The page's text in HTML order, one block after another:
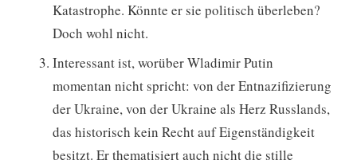
Katastrophe. Könnte er sie politisch überleben?
Doch wohl nicht.
Interessant ist, worüber Wladimir Putin
momentan nicht spricht: von der Entnazifizierung
der Ukraine, von der Ukraine als Herz Russlands,
das historisch kein Recht auf Eigenständigkeit
besitzt. Er thematisiert auch nicht die stille